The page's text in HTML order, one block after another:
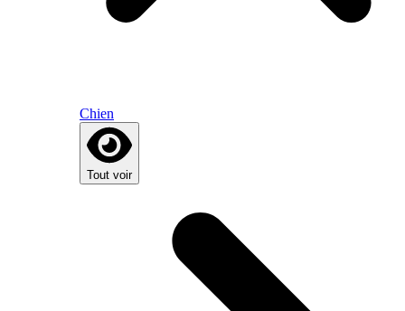
Chien
Tout voir